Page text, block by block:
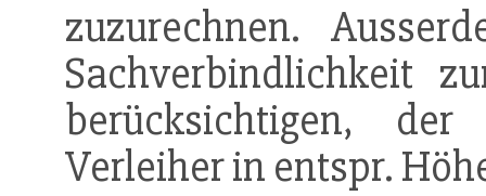
zuzurechnen.
Sachverbindlichkeit
berücksichtigen,
Verleiher in entspr.